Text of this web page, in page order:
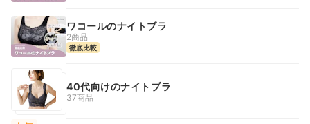
ワコールのナイトブラ
2商品
徹底比較
40代向けのナイトブラ
37商品